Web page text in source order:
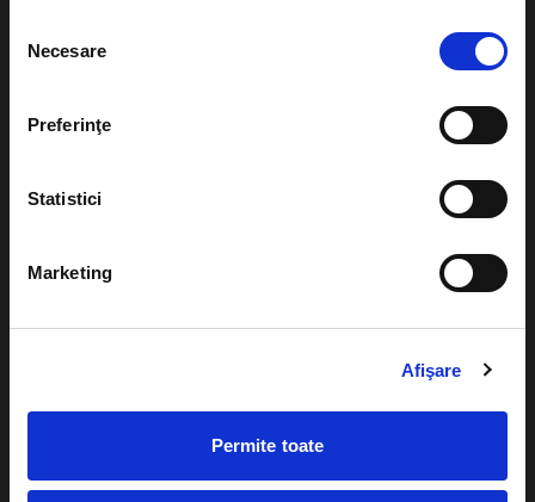
consimțământului
Necesare
Preferinţe
Statistici
Marketing
Afişare
Permite toate
Evenimente
Teatru
festivaluri
Diverse